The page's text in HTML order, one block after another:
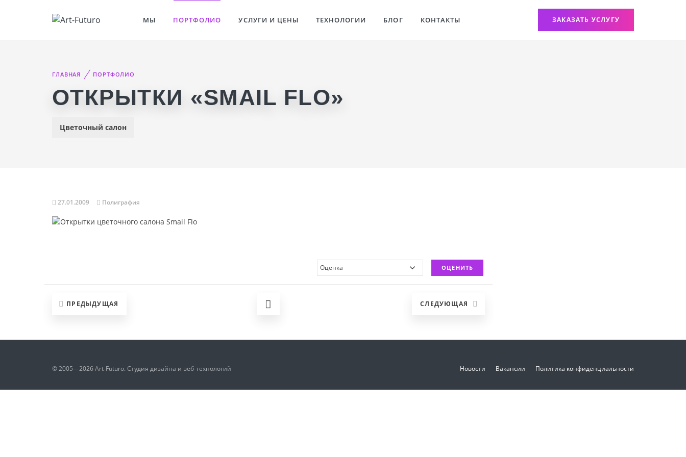
МЫ ПОРТФОЛИО УСЛУГИ И ЦЕНЫ ТЕХНОЛОГИИ БЛОГ КОНТАКТЫ ЗАКАЗАТЬ УСЛУГУ
ГЛАВНАЯ ПОРТФОЛИО
ОТКРЫТКИ «SMAIL FLO»
Цветочный салон
27.01.2009 Полиграфия
ОЦЕНИТЬ
ПРЕДЫДУЩАЯ СЛЕДУЮЩАЯ
Новости Вакансии Политика конфиденциальности
© 2005—2026 Art-Futuro. Студия дизайна и веб-технологий